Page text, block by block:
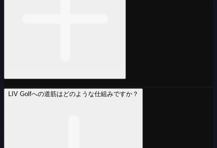
LIV Golfへの道筋はどのような仕組みですか？